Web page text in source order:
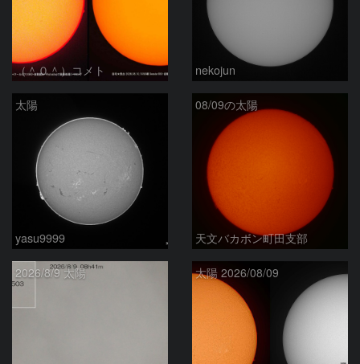
（＾０＾）コメト nekojun
太陽
yasu9999
08/09の太陽
天文バカボン町田支部
2026/8/9 太陽 太陽 2026/08/09